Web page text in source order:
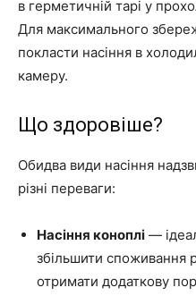
в герметичній тарі у
Для максимального
покласти насіння в
камеру.
Що здоровіше?
Обидва види насіння
різні переваги:
Насіння коноплі —
збільшити споживання
отримати додаткову